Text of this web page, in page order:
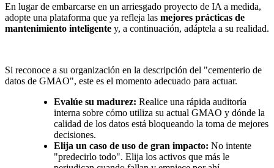
En lugar de embarcarse en un arriesgado proyecto de IA a medida,
adopte una plataforma que ya refleja las mejores prácticas de
mantenimiento inteligente y, a continuación, adáptela a su realidad.
Si reconoce a su organización en la descripción del "cementerio de
datos de GMAO", este es el momento adecuado para actuar.
Evalúe su madurez: Realice una rápida auditoría
interna sobre cómo utiliza su actual GMAO y dónde la
calidad de los datos está bloqueando la toma de mejores
decisiones.
Elija un caso de uso de gran impacto: No intente
"predecirlo todo". Elija los activos que más le